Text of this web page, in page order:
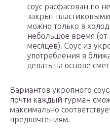
соус расфасован по
закрыт
можно только в
небольшое время (от
месяцев). Соус из
употребления в
делать на основе
Вариантов укропного
почти каждый гурман
максимально
предпочтениям.